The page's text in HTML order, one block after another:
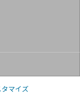
マイズ